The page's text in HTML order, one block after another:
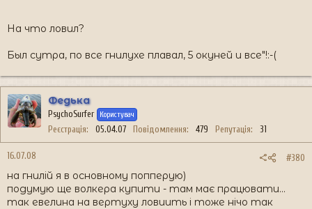
На что ловил?
Был сутра, по все гнилухе плавал, 5 окуней и все"!:-(
Федька
PsychoSurfer Користувач
Реєстрація 05.04.07 Повідомлення 479 Репутація 31
16.07.08 #380
на гнилій я в основному попперую)
подумую ще волкера купити - там має працювати...
так евелина на вертуху ловиить і тоже нічо так